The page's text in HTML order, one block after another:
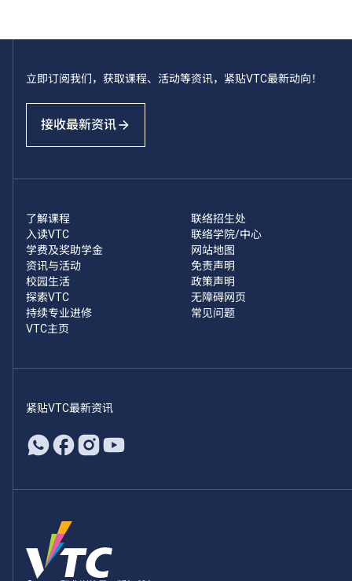
立即订阅我们，获取课程、活动等资讯，紧贴VTC最新动向！
接收最新资讯
了解课程
入读VTC
学费及奖助学金
资讯与活动
校园生活
探索VTC
持续专业进修
VTC主页
联络招生处
联络学院/中心
网站地图
免责声明
政策声明
无障碍网页
常见问题
紧贴VTC最新资讯